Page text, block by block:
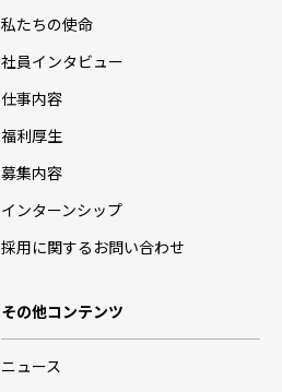
私たちの使命
社員インタビュー
仕事内容
福利厚生
募集内容
インターンシップ
採用に関するお問い合わせ
その他コンテンツ
ニュース